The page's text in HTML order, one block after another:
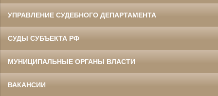
УПРАВЛЕНИЕ СУДЕБНОГО ДЕПАРТАМЕНТА
СУДЫ СУБЪЕКТА РФ
МУНИЦИПАЛЬНЫЕ ОРГАНЫ ВЛАСТИ
ВАКАНСИИ